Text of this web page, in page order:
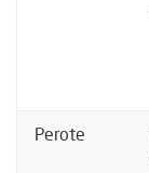
Perote